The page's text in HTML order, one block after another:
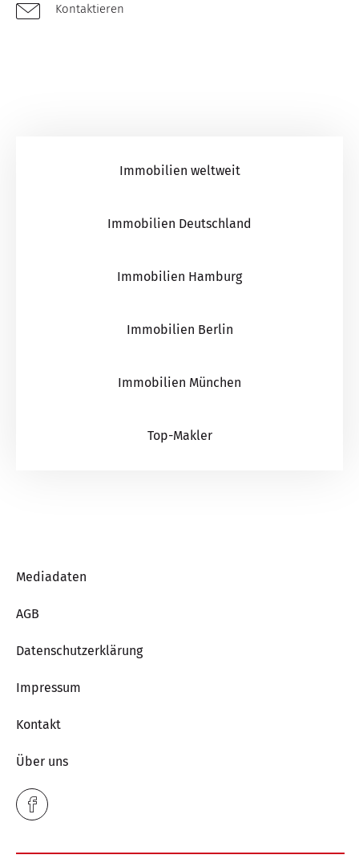
Kontaktieren
Immobilien weltweit
Immobilien Deutschland
Immobilien Hamburg
Immobilien Berlin
Immobilien München
Top-Makler
Mediadaten
AGB
Datenschutzerklärung
Impressum
Kontakt
Über uns